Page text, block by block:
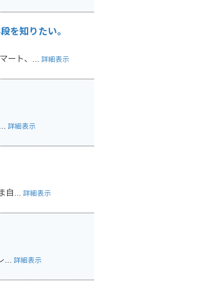
を知りたい。
ート、... 詳細表示
詳細表示
自... 詳細表示
... 詳細表示